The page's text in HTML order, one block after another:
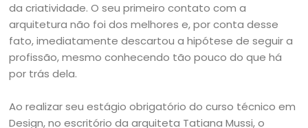
da criatividade. O seu primeiro contato com a
arquitetura não foi dos melhores e, por conta desse
fato, imediatamente descartou a hipótese de seguir a
profissão, mesmo conhecendo tão pouco do que há
por trás dela.
Ao realizar seu estágio obrigatório do curso técnico em
Design, no escritório da arquiteta Tatiana Mussi, o